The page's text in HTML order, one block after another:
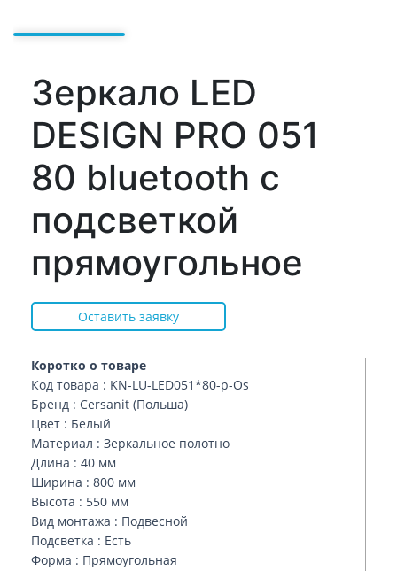
Зеркало LED
DESIGN PRO 051
80 bluetooth с
подсветкой
прямоугольное
Коротко о товаре
Код товара : KN-LU-LED051*80-p-Os
Бренд : Cersanit (Польша)
Цвет : Белый
Материал : Зеркальное полотно
Длина : 40 мм
Ширина : 800 мм
Высота : 550 мм
Вид монтажа : Подвесной
Подсветка : Есть
Форма : Прямоугольная
Оставить заявку